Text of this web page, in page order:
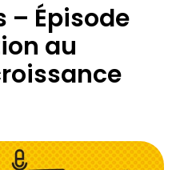
– Épisode
au